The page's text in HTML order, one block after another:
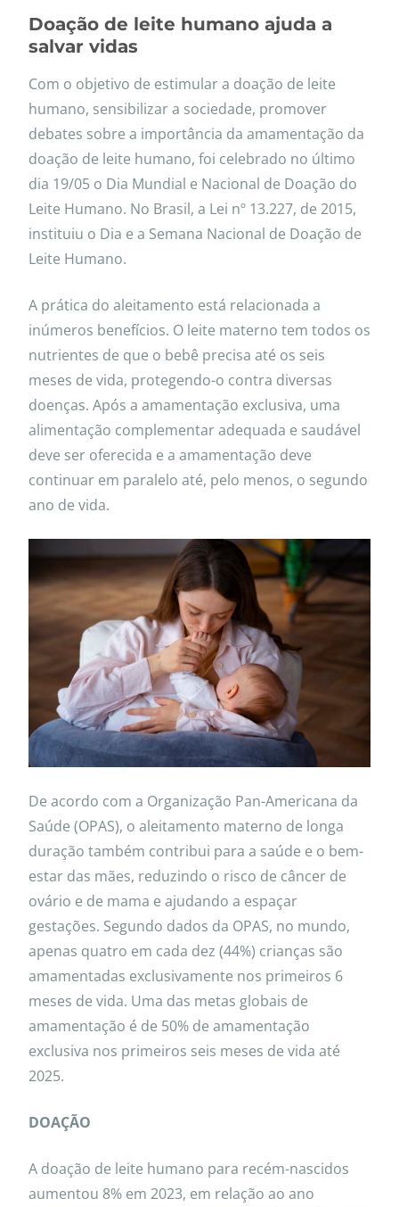
Doação de leite humano ajuda a
salvar vidas
Com o objetivo de estimular a doação de leite
humano, sensibilizar a sociedade, promover
debates sobre a importância da amamentação da
doação de leite humano, foi celebrado no último
dia 19/05 o Dia Mundial e Nacional de Doação do
Leite Humano. No Brasil, a Lei nº 13.227, de 2015,
instituiu o Dia e a Semana Nacional de Doação de
Leite Humano.
A prática do aleitamento está relacionada a
inúmeros benefícios. O leite materno tem todos os
nutrientes de que o bebê precisa até os seis
meses de vida, protegendo-o contra diversas
doenças. Após a amamentação exclusiva, uma
alimentação complementar adequada e saudável
deve ser oferecida e a amamentação deve
continuar em paralelo até, pelo menos, o segundo
ano de vida.
De acordo com a Organização Pan-Americana da
Saúde (OPAS), o aleitamento materno de longa
duração também contribui para a saúde e o bem-
estar das mães, reduzindo o risco de câncer de
ovário e de mama e ajudando a espaçar
gestações. Segundo dados da OPAS, no mundo,
apenas quatro em cada dez (44%) crianças são
amamentadas exclusivamente nos primeiros 6
meses de vida. Uma das metas globais de
amamentação é de 50% de amamentação
exclusiva nos primeiros seis meses de vida até
2025.
DOAÇÃO
A doação de leite humano para recém-nascidos
aumentou 8% em 2023, em relação ao ano